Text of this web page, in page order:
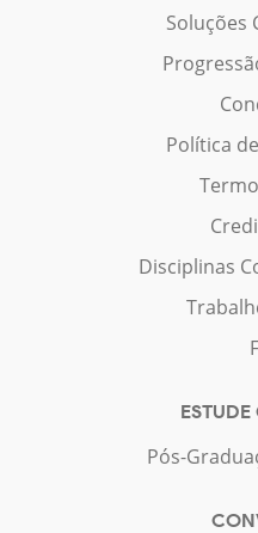
Soluções
Política
Disciplinas
Pós-